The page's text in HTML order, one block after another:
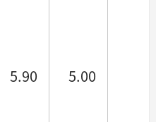
5.90 5.00